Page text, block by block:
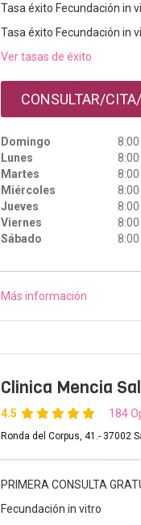
Tasa éxito Fecundación in
Tasa éxito Fecundación in
Ver tasas de éxito
CONSULTAR/
Domingo
Lunes
Martes
Miércoles
Jueves
Viernes
Sábado
Más información
Clinica Mencia
4.5 184
Ronda del Corpus, 41.- 37002
PRIMERA CONSULTA
Fecundación in vitro